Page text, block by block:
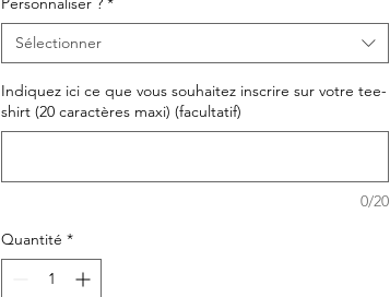
Sélectionner
Indiquez ici ce que vous souhaitez inscrire sur votre tee-
shirt (20 caractères maxi) (facultatif)
0/20
Quantité *